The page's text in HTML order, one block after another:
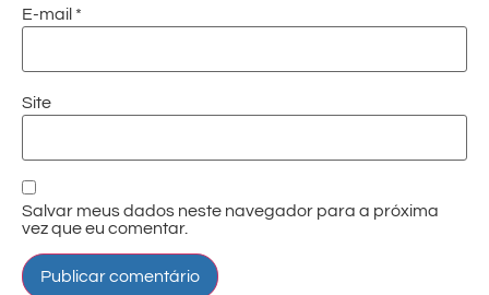
E-mail *
Site
Salvar meus dados neste navegador para a próxima
vez que eu comentar.